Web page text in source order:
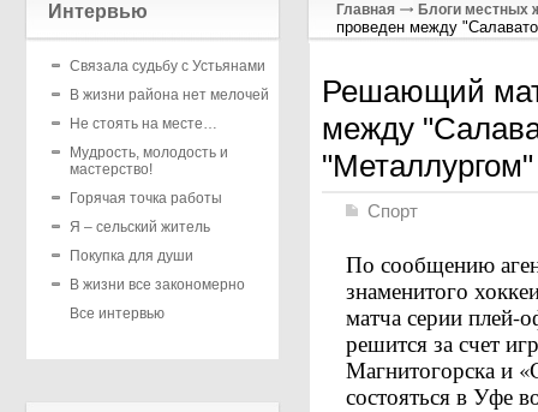
Интервью
Связала судьбу с Устьянами
В жизни района нет мелочей
Не стоять на месте…
Мудрость, молодость и
мастерство!
Горячая точка работы
Я – сельский житель
Покупка для души
В жизни все закономерно
Все интервью
Главная Блоги местных
проведен между
Решающий
между
"Металлургом"
Спорт
По сообщению
знаменитого
матча серии
решится за счет
Магнитогорска и
состояться в Уфе